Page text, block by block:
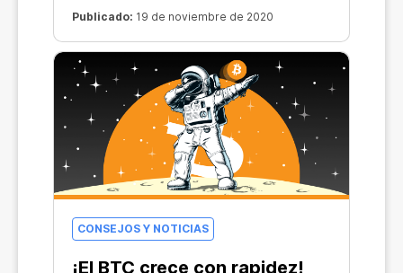
todos los secretos. Aunque de hecho,
esto no es un secreto en absoluto y
todo es bastante sencillo y fácil.
Publicado: 19 de noviembre de 2020
CONSEJOS Y NOTICIAS
¡El BTC crece con rapidez!